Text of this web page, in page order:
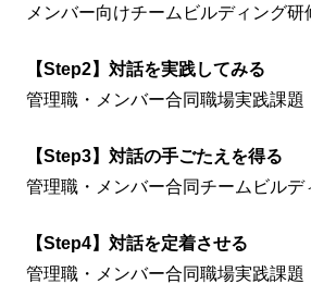
メンバー向けチームビルディング研
【Step2】対話を実践してみる
管理職・メンバー合同職場実践課題
【Step3】対話の手ごたえを得る
管理職・メンバー合同チームビルデ
【Step4】対話を定着させる
管理職・メンバー合同職場実践課題